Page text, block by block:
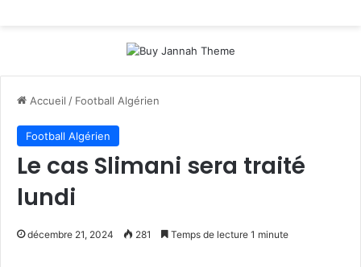
Accueil / Football Algérien
Football Algérien
Le cas Slimani sera traité
lundi
décembre 21, 2024 281 Temps de lecture 1 minute